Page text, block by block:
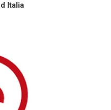
Italia